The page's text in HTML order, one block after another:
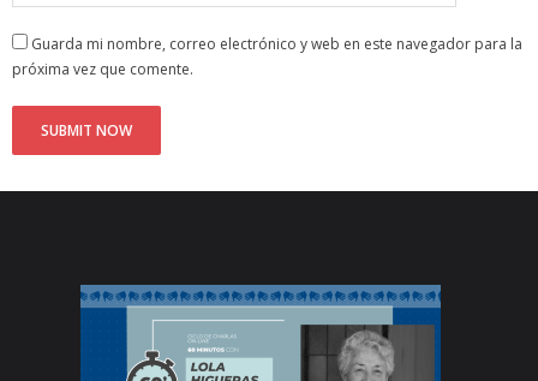
Guarda mi nombre, correo electrónico y web en este navegador para la
próxima vez que comente.